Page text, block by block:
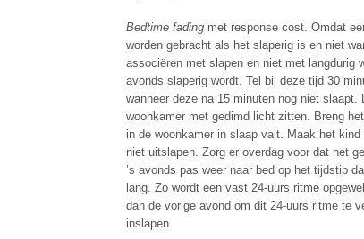
Bedtime fading met response cost. Omdat
worden gebracht als het slaperig is en niet
associëren met slapen en niet met langdurig
avonds slaperig wordt. Tel bij deze tijd 30
wanneer deze na 15 minuten nog niet
woonkamer met gedimd licht zitten. Breng
in de woonkamer in slaap valt. Maak het
niet uitslapen. Zorg er overdag voor dat het
’s avonds pas weer naar bed op het tijdstip
lang. Zo wordt een vast 24-uurs ritme
dan de vorige avond om dit 24-uurs ritme te
inslapen